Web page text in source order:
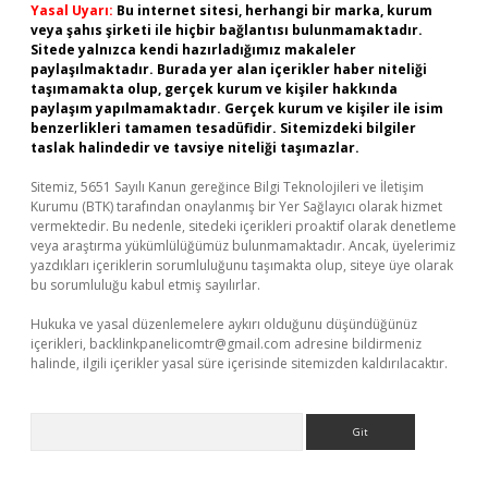
Yasal Uyarı: Bu internet sitesi, herhangi bir marka, kurum
veya şahıs şirketi ile hiçbir bağlantısı bulunmamaktadır.
Sitede yalnızca kendi hazırladığımız makaleler
paylaşılmaktadır. Burada yer alan içerikler haber niteliği
taşımamakta olup, gerçek kurum ve kişiler hakkında
paylaşım yapılmamaktadır. Gerçek kurum ve kişiler ile isim
benzerlikleri tamamen tesadüfidir. Sitemizdeki bilgiler
taslak halindedir ve tavsiye niteliği taşımazlar.
Sitemiz, 5651 Sayılı Kanun gereğince Bilgi Teknolojileri ve İletişim
Kurumu (BTK) tarafından onaylanmış bir Yer Sağlayıcı olarak hizmet
vermektedir. Bu nedenle, sitedeki içerikleri proaktif olarak denetleme
veya araştırma yükümlülüğümüz bulunmamaktadır. Ancak, üyelerimiz
yazdıkları içeriklerin sorumluluğunu taşımakta olup, siteye üye olarak
bu sorumluluğu kabul etmiş sayılırlar.
Hukuka ve yasal düzenlemelere aykırı olduğunu düşündüğünüz
içerikleri, backlinkpanelicomtr@gmail.com adresine bildirmeniz
halinde, ilgili içerikler yasal süre içerisinde sitemizden kaldırılacaktır.